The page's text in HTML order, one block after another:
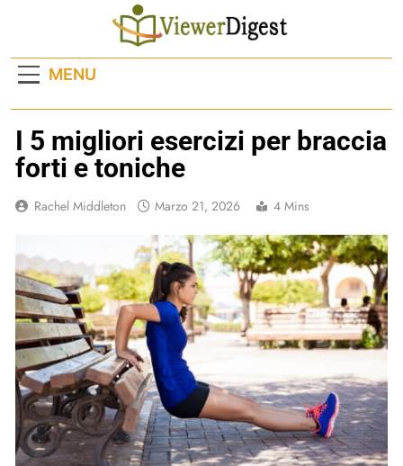
MENU
I 5 migliori esercizi per braccia
forti e toniche
Rachel Middleton Marzo 21, 2026 4 Mins